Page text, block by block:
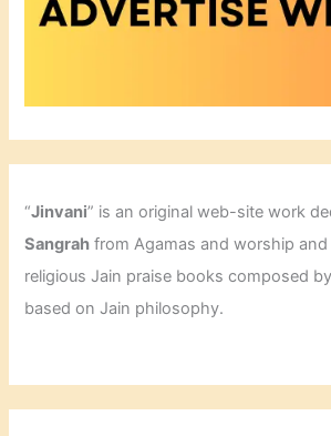
“Jinvani” is an original web-site work
Sangrah from Agamas and worship
religious Jain praise books composed
based on Jain philosophy.